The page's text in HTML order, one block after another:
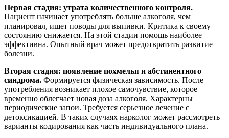
Первая стадия: утрата количественного контроля.
Пациент начинает употреблять больше алкоголя, чем
планировал, ищет поводы для выпивки. Критика к своему
состоянию снижается. На этой стадии помощь наиболее
эффективна. Опытный врач может предотвратить развитие
болезни.
Вторая стадия: появление похмелья и абстинентного
синдрома. Формируется физическая зависимость. После
употребления возникает плохое самочувствие, которое
временно облегчает новая доза алкоголя. Характерны
периодические запои. Требуется серьезное лечение с
детоксикацией. В таких случаях нарколог может рассмотреть
варианты кодирования как часть индивидуального плана.